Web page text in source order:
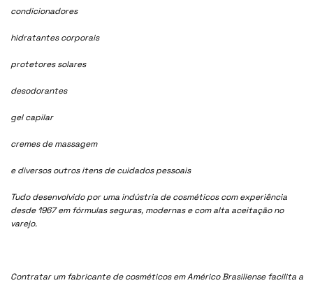
condicionadores
hidratantes corporais
protetores solares
desodorantes
gel capilar
cremes de massagem
e diversos outros itens de cuidados pessoais
Tudo desenvolvido por uma indústria de cosméticos com experiência
desde 1967 em fórmulas seguras, modernas e com alta aceitação no
varejo.
Contratar um fabricante de cosméticos em Américo Brasiliense facilita a